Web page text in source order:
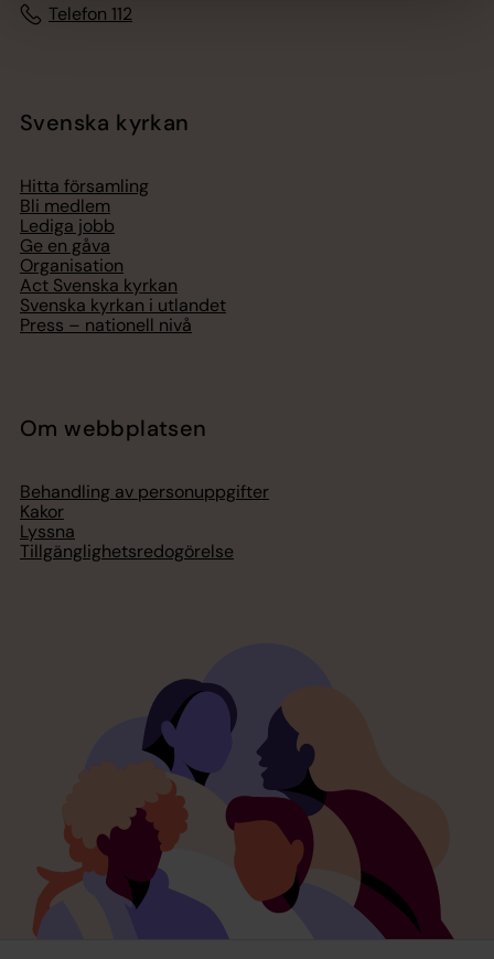
Telefon 112
Svenska kyrkan
Hitta församling
Bli medlem
Lediga jobb
Ge en gåva
Organisation
Act Svenska kyrkan
Svenska kyrkan i utlandet
Press – nationell nivå
Om webbplatsen
Behandling av personuppgifter
Kakor
Lyssna
Tillgänglighetsredogörelse